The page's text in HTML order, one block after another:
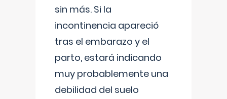
sin más. Si la
incontinencia apareció
tras el embarazo y el
parto, estará indicando
muy probablemente una
debilidad del suelo